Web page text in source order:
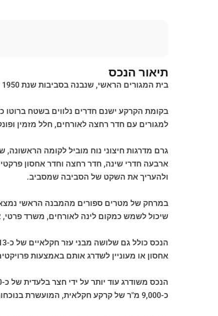
תיאור הנכס
בית המגורים הראשי, שנבנה בסביבות שנת 1950 והורחב מאוחר יותר בשנת 1975, פרוס על פני שני מפלסים.
למגורים עם חדר רחצה לאורחים, חלל מזמין
ולהעריך את השקט של הסביבה שמסביב.
שיכול לשמש כמקום לינה לאורחים, משרד פרטי,
אחסון או מעוניין לשדרג אותם באמצעות
כ-9,000 מ"ר של קרקע חקלאית, המועשרת בנוכחות של כ-130 עצי זית, המוסיפים קסם נוסף לסביבה ומאפשרים ליהנות באופן מלא מהאותנטיות של החיים בכפר.